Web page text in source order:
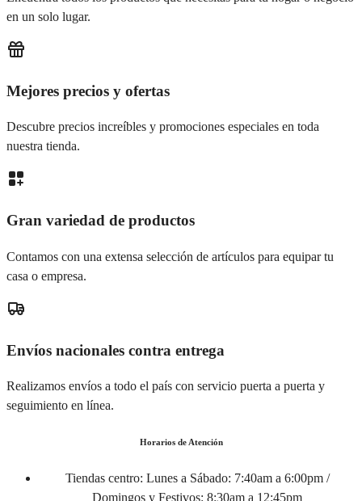
en un solo lugar.
Mejores precios y ofertas
Descubre precios increíbles y promociones especiales en toda
nuestra tienda.
Gran variedad de productos
Contamos con una extensa selección de artículos para equipar tu
casa o empresa.
Envíos nacionales contra entrega
Realizamos envíos a todo el país con servicio puerta a puerta y
seguimiento en línea.
Horarios de Atención
Tiendas centro: Lunes a Sábado: 7:40am a 6:00pm /
Domingos y Festivos: 8:30am a 12:45pm